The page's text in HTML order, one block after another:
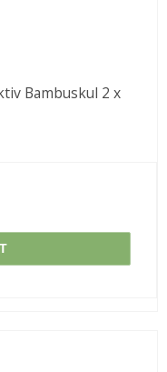
Bambuskul 2 x